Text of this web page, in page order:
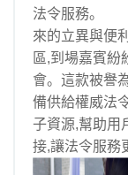
法令服務。
來的立異與便
區,到場嘉賓紛
會。這款被譽
備供給權威法
子資源,幫助用
接,讓法令服